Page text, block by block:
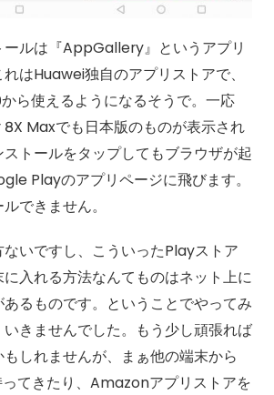
ールは『AppGallery』というアプリ
はHuawei独自のアプリストアで、
ら使えるようになるそうで。一応
Maxでも日本版のものが表示され
トールをタップしてもブラウザが起
Playのアプリページに飛びます。
できません。
ないですし、こういったPlayストア
入れる方法なんてものはネット上に
るものです。ということでやってみ
きませんでした。もう少し頑張れば
しれませんが、まぁ他の端末から
てきたり、Amazonアプリストアを